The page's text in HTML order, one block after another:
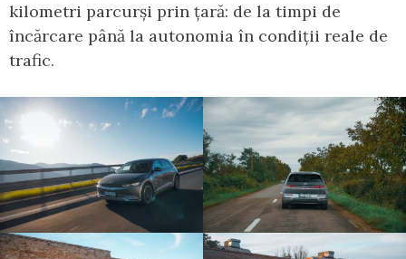
kilometri parcurși prin țară: de la timpi de
încărcare până la autonomia în condiții reale de
trafic.